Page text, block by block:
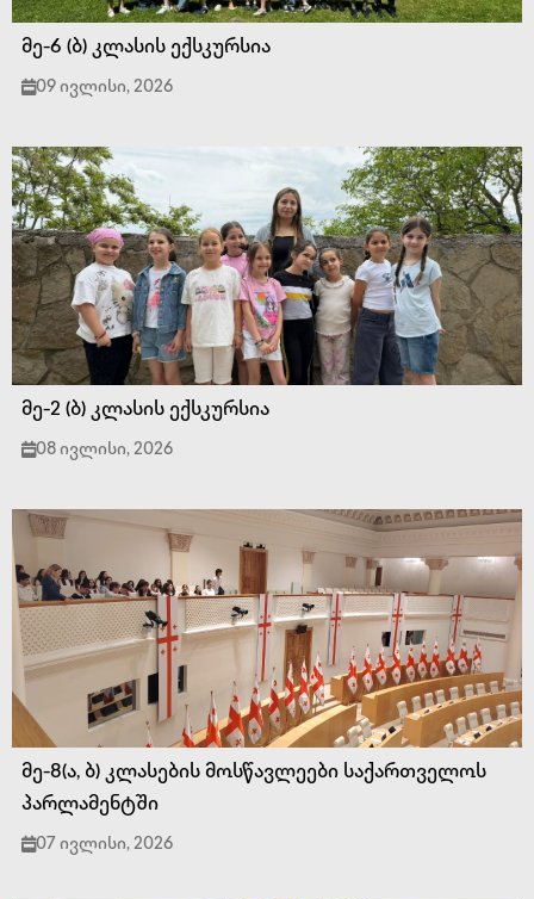
მე-6 (ბ) კლასის ექსკურსია
09 ივლისი, 2026
მე-2 (ბ) კლასის ექსკურსია
08 ივლისი, 2026
მე-8(ა, ბ) კლასების მოსწავლეები საქართველოს
პარლამენტში
07 ივლისი, 2026